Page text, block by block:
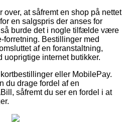
at såfremt en shop på nettet
en salgspris der anses for
burde det i nogle tilfælde være
forretning. Bestillinger med
af en foranstaltning,
uoprigtige internet butikker.
eller MobilePay.
du drage fordel af en
såfremt du ser en fordel i at